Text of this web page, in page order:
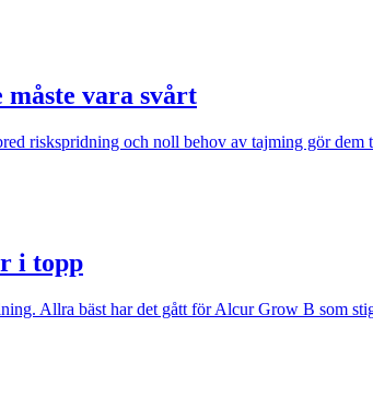
vara svårt
riskspridning och noll behov av tajming gör
i topp
Allra bäst har det gått för Alcur Grow B som